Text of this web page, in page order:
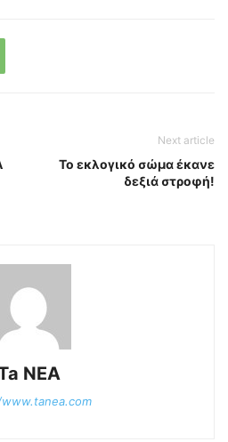
Next article
Το εκλογικό σώμα έκανε
δεξιά στροφή!
NEA